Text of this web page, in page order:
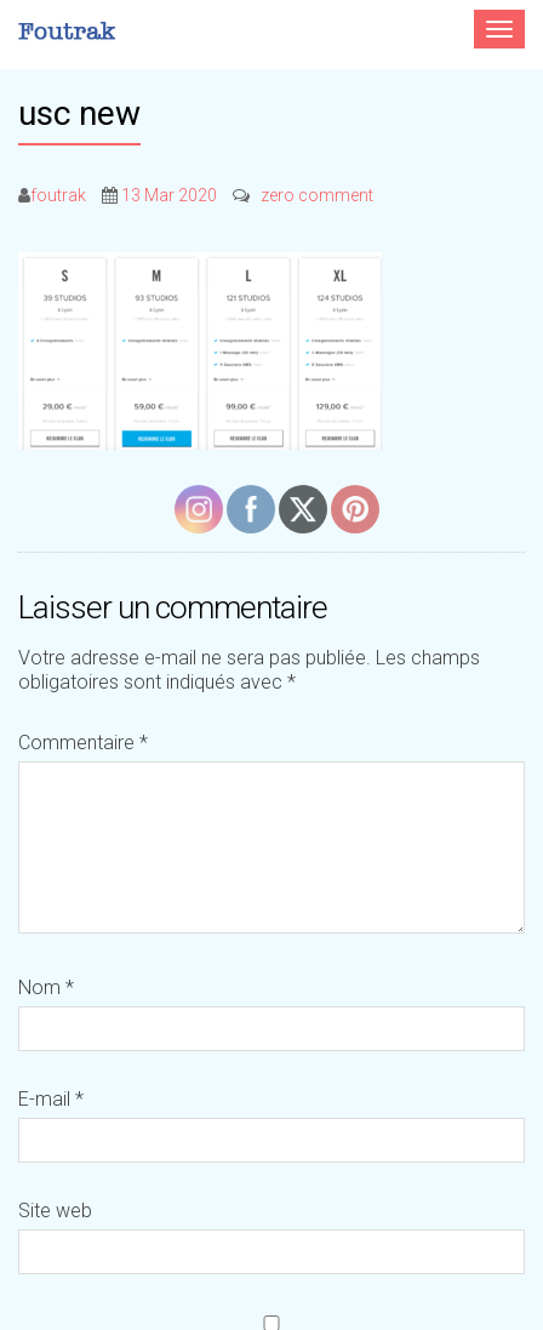
Toggle
usc new
foutrak 13 Mar 2020 zero comment
Laisser un commentaire
Votre adresse e-mail ne sera pas publiée. Les champs
obligatoires sont indiqués avec *
Commentaire *
Nom *
E-mail *
Site web